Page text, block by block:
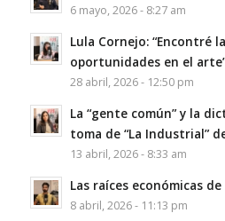
6 mayo, 2026 - 8:27 am
Lula Cornejo: “Encontré
oportunidades en el
28 abril, 2026 - 12:50 pm
La “gente común” y la
toma de “La Industrial”
13 abril, 2026 - 8:33 am
Las raíces económicas
8 abril, 2026 - 11:13 pm